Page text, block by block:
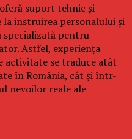
suport tehnic și
instruirea personalului și
specializată pentru
Astfel, experiența
activitate se traduce atât
în România, cât și într-
nevoilor reale ale